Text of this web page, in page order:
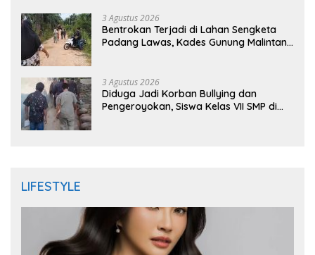
3 Agustus 2026
Bentrokan Terjadi di Lahan Sengketa
Padang Lawas, Kades Gunung Malintang
3 Agustus 2026
Diduga Jadi Korban Bullying dan
Pengeroyokan, Siswa Kelas VII SMP di
LIFESTYLE